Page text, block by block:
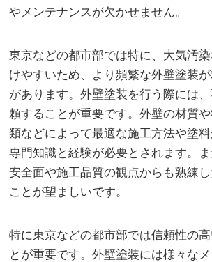
やメンテナンスが欠かせません。
東京などの都市部では特に、大気汚
けやすいため、より頻繁な外壁塗装
があります。外壁塗装を行う際には
頼することが重要です。外壁の材質
類などによって最適な施工方法や塗料
専門知識と経験が必要とされます。
安全面や施工品質の観点からも熟練
ことが望ましいです。
特に東京などの都市部では信頼性の
とが重要です。外壁塗装には様々な